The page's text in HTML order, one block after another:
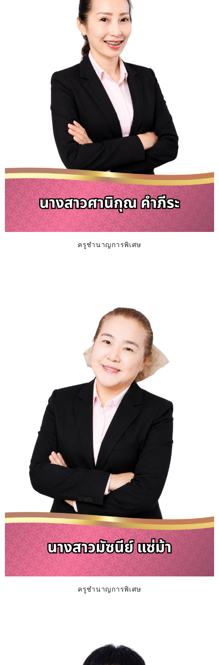
ครูชำนาญการพิเศษ
ครูชำนาญการพิเศษ